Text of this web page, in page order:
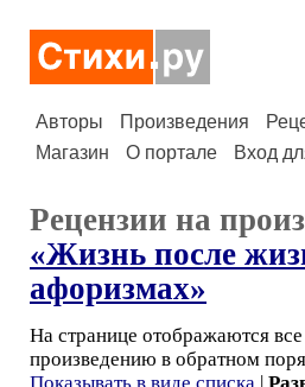
Авторы Произведения
Магазин
О портале Вход
Рецензии на
«Жизнь после
афоризмах»
На странице отображаются
произведению в обратном